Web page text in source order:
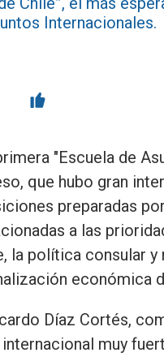
Internacionales.
"Escuela de
que hubo gran
preparadas
a las
la política consular
económica
Díaz Cortés,
muy